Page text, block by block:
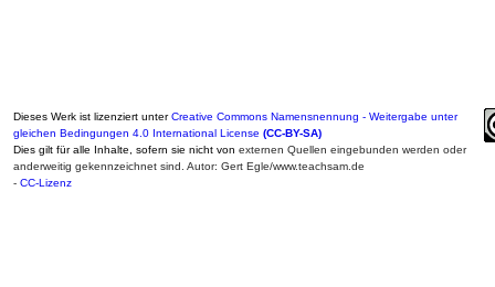
Dieses Werk ist lizenziert unterCreative Commons Namensnennung - Weitergabe unter
gleichen Bedingungen 4.0 International License (CC-BY-SA)
Dies gilt für alle Inhalte, sofern sie nicht von externen Quellen eingebunden werden oder
anderweitig gekennzeichnet sind. Autor: Gert Egle/www.teachsam.de
- CC-Lizenz